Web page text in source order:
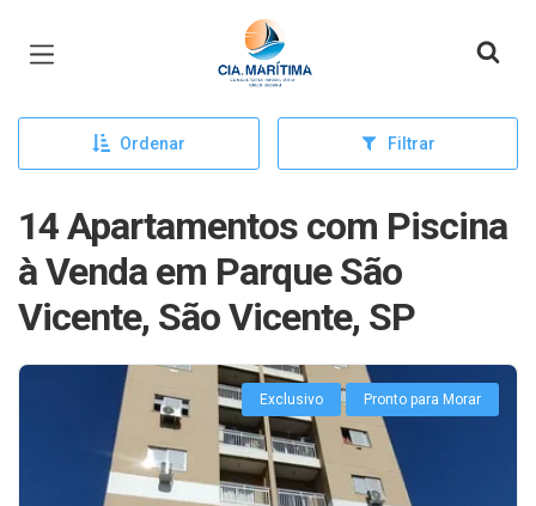
Página inicial
Ordenar Filtrar
14 Apartamentos com Piscina
à Venda em Parque São
Vicente, São Vicente, SP
Exclusivo Pronto para Morar